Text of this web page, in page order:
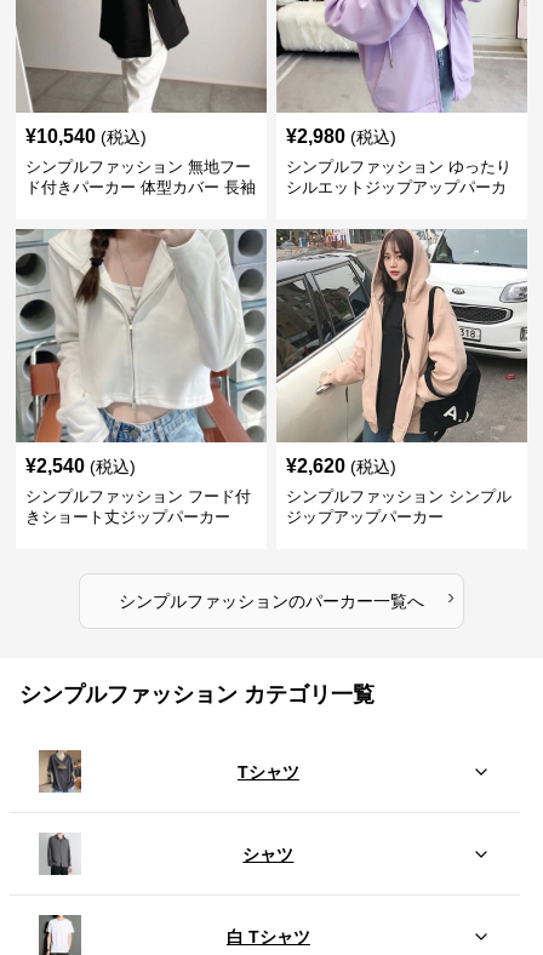
¥10,540 (税込)
シンプルファッション 無地フー
ド付きパーカー 体型カバー 長袖
¥2,980 (税込)
シンプルファッション ゆったり
シルエットジップアップパーカ
¥2,540 (税込)
シンプルファッション フード付
きショート丈ジップパーカー
¥2,620 (税込)
シンプルファッション シンプル
ジップアップパーカー
シンプルファッションのパーカー一覧へ ›
シンプルファッション カテゴリ一覧
Tシャツ
シャツ
白 Tシャツ